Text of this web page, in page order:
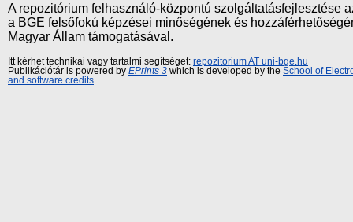
A repozitórium felhasználó-központú szolgáltatásfejlesztése
a BGE felsőfokú képzései minőségének és
Magyar Állam támogatásával.
Itt kérhet technikai vagy tartalmi segítséget: repozitorium AT uni-bge.hu
Publikációtár is powered by EPrints 3 which is developed by the School of
and software credits